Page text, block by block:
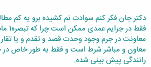
دکتر جان فکر کنم سوادت نم کشیده برو یه کم
معاونت در جرم وجود وحدت قصد و تقدم و یا
معاون و مباشر شرط است و فقط به طور خاص در
رانندگی پیش بینی شده.